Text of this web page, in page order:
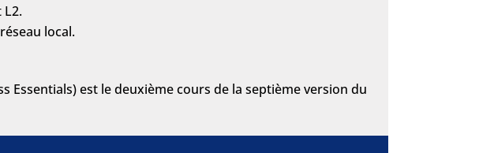
L2.
local.
Essentials) est le deuxième cours de la septième version du